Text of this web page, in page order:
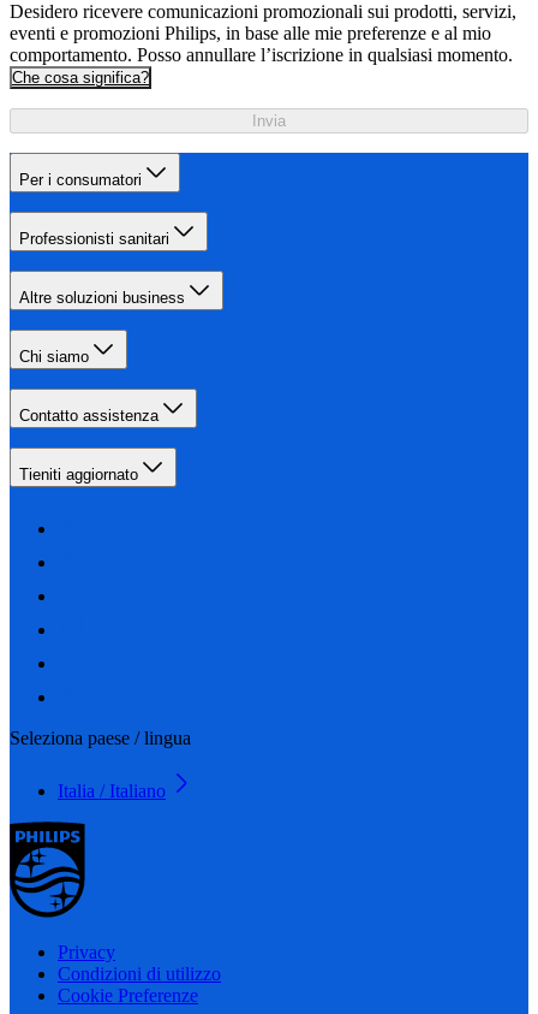
Desidero ricevere comunicazioni promozionali sui prodotti, servizi,
eventi e promozioni Philips, in base alle mie preferenze e al mio
comportamento. Posso annullare l’iscrizione in qualsiasi momento.
Che cosa significa?
Invia
Per i consumatori
Professionisti sanitari
Altre soluzioni business
Chi siamo
Contatto assistenza
Tieniti aggiornato
Seleziona paese / lingua
Italia / Italiano
Privacy
Condizioni di utilizzo
Cookie Preferenze